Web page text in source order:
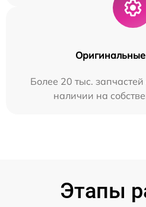
Оригинальные
Более 20 тыс.
наличии на
Этапы